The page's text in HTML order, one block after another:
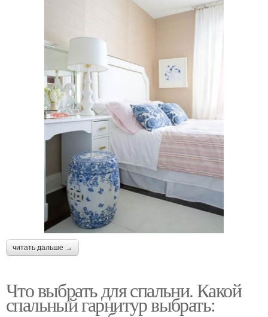
читать дальше →
Что выбрать для спальни. Какой
спальный гарнитур выбрать: